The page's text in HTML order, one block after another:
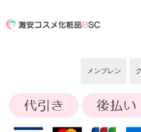
メンブレン